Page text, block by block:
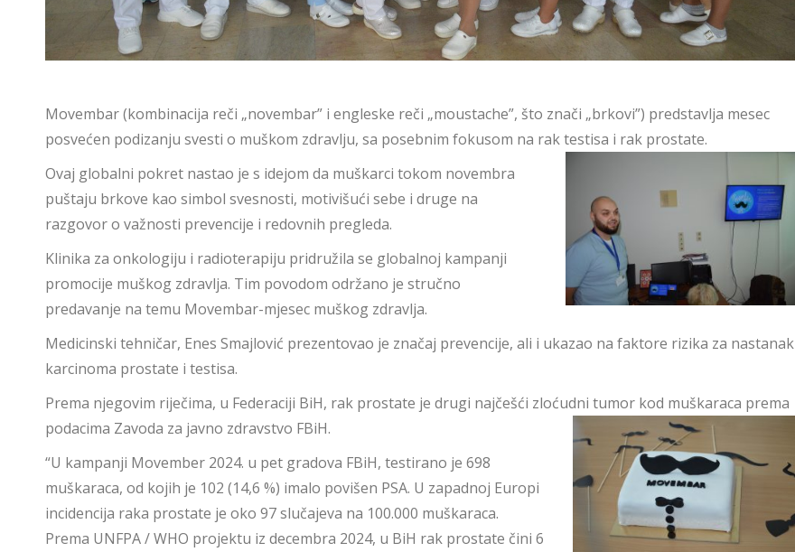
Movembar (kombinacija reči „novembar” i engleske reči „moustache”, što znači „brkovi”) predstavlja mesec
posvećen podizanju svesti o muškom zdravlju, sa posebnim fokusom na rak testisa i rak prostate.
Ovaj globalni pokret nastao je s idejom da muškarci tokom novembra
puštaju brkove kao simbol svesnosti, motivišući sebe i druge na
razgovor o važnosti prevencije i redovnih pregleda.
Klinika za onkologiju i radioterapiju pridružila se globalnoj kampanji
promocije muškog zdravlja. Tim povodom održano je stručno
predavanje na temu Movembar-mjesec muškog zdravlja.
Medicinski tehničar, Enes Smajlović prezentovao je značaj prevencije, ali i ukazao na faktore rizika za nastanak
karcinoma prostate i testisa.
Prema njegovim riječima, u Federaciji BiH, rak prostate je drugi najčešći zloćudni tumor kod muškaraca prema
podacima Zavoda za javno zdravstvo FBiH.
“U kampanji Movember 2024. u pet gradova FBiH, testirano je 698
muškaraca, od kojih je 102 (14,6 %) imalo povišen PSA. U zapadnoj Europi
incidencija raka prostate je oko 97 slučajeva na 100.000 muškaraca.
Prema UNFPA / WHO projektu iz decembra 2024, u BiH rak prostate čini 6